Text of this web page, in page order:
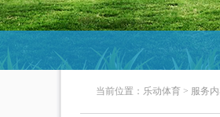
当前位置： 乐动体育 > 服务